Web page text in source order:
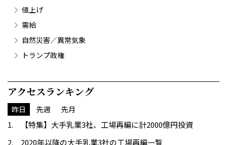
値上げ
需給
自然災害／異常気象
トランプ政権
アクセスランキング
昨日 先週 先月
【特集】大手乳業3社、工場再編に計2000億円投資
2020年以降の大手乳業3社の工場再編一覧